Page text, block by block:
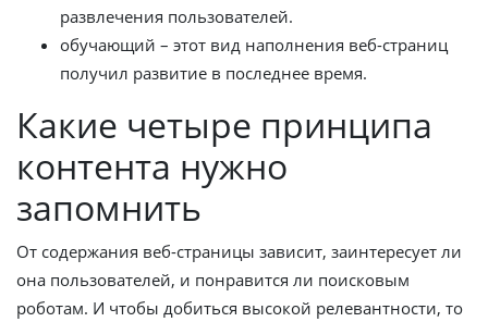
развлечения пользователей.
обучающий – этот вид наполнения веб-страниц
получил развитие в последнее время.
Какие четыре принципа
контента нужно
запомнить
От содержания веб-страницы зависит, заинтересует ли
она пользователей, и понравится ли поисковым
роботам. И чтобы добиться высокой релевантности, то